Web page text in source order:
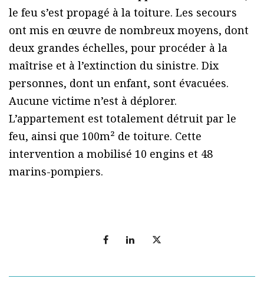
le feu s’est propagé à la toiture. Les secours
ont mis en œuvre de nombreux moyens, dont
deux grandes échelles, pour procéder à la
maîtrise et à l’extinction du sinistre. Dix
personnes, dont un enfant, sont évacuées.
Aucune victime n’est à déplorer.
L’appartement est totalement détruit par le
feu, ainsi que 100m² de toiture. Cette
intervention a mobilisé 10 engins et 48
marins-pompiers.